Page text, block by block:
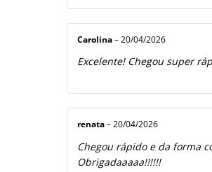
Carolina – 20/04/2026
Excelente! Chegou super
renata – 20/04/2026
Chegou rápido e da forma
Obrigadaaaaa!!!!!!